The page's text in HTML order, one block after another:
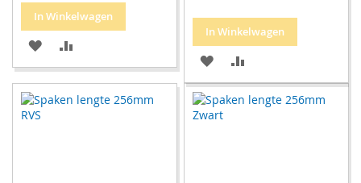
In Winkelwagen
VOEG
TOE
AAN
OM
TE
In Winkelwagen
VOEG
TOE
AAN
OM